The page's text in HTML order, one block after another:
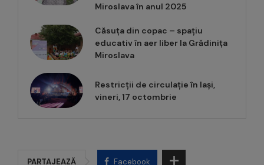
Miroslava în anul 2025
Căsuța din copac – spațiu
educativ în aer liber la Grădinița
Miroslava
Restricții de circulație în Iași,
vineri, 17 octombrie
PARTAJEAZĂ Facebook